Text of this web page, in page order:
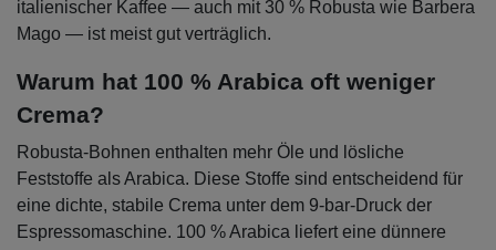
italienischer Kaffee — auch mit 30 % Robusta wie Barbera
Mago — ist meist gut verträglich.
Warum hat 100 % Arabica oft weniger
Crema?
Robusta-Bohnen enthalten mehr Öle und lösliche
Feststoffe als Arabica. Diese Stoffe sind entscheidend für
eine dichte, stabile Crema unter dem 9-bar-Druck der
Espressomaschine. 100 % Arabica liefert eine dünnere